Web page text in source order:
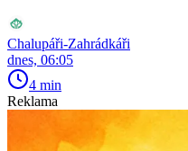
Chalupáři-Zahrádkáři
dnes, 06:05
4 min
Reklama